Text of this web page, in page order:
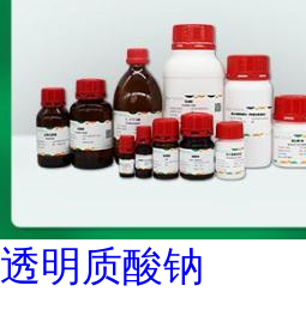
透明质酸钠